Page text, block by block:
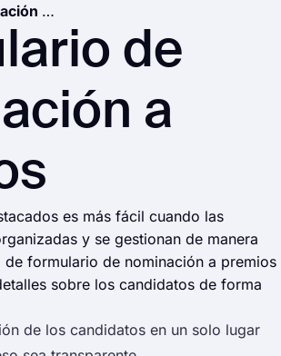
Formulario de nominación a premios
de
a
es más fácil cuando las
y se gestionan de manera
formulario de nominación a premios
sobre los candidatos de forma
de los candidatos en un solo lugar